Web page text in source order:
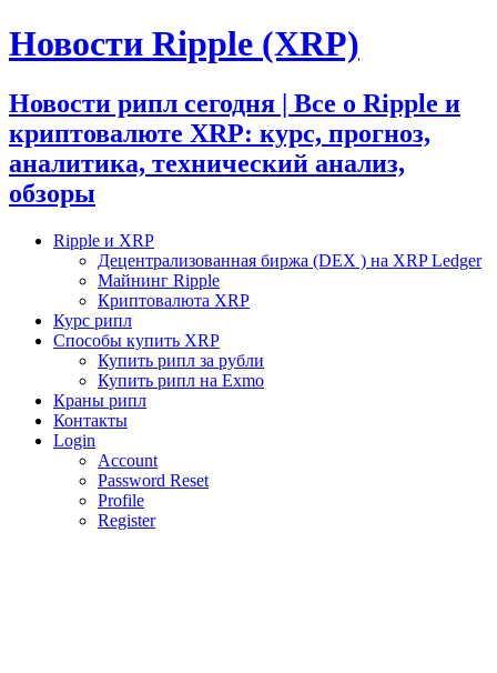
Новости Ripple (XRP)
Новости рипл сегодня | Все о Ripple и
криптовалюте XRP: курс, прогноз,
аналитика, технический анализ,
обзоры
Ripple и XRP
Децентрализованная биржа (DEX ) на XRP Ledger
Майнинг Ripple
Криптовалюта XRP
Курс рипл
Способы купить XRP
Купить рипл за рубли
Купить рипл на Exmo
Краны рипл
Контакты
Login
Account
Password Reset
Profile
Register